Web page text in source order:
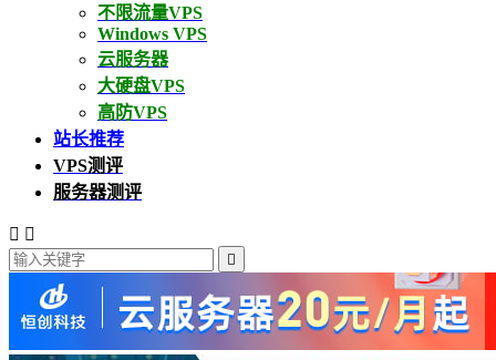
不限流量VPS
Windows VPS
云服务器
大硬盘VPS
高防VPS
站长推荐
VPS测评
服务器测评
 
